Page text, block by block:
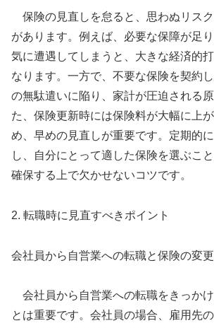
保険の見直しを怠ると、思わぬリス
があります。例えば、必要な保障が足
気に遭遇してしまうと、大きな経済的
なります。一方で、不要な保険を契約
の無駄遣いに陥り、家計が圧迫される
た、保険更新時には保険料が大幅に上
め、早めの見直しが重要です。定期的
し、自分にとって適した保険を選ぶこ
確保する上で欠かせないコツです。
2. 転職時に見直すべきポイント
会社員から自営業への転職と保険の変更
会社員から自営業への転職をきっか
とは重要です。会社員の場合、雇用先